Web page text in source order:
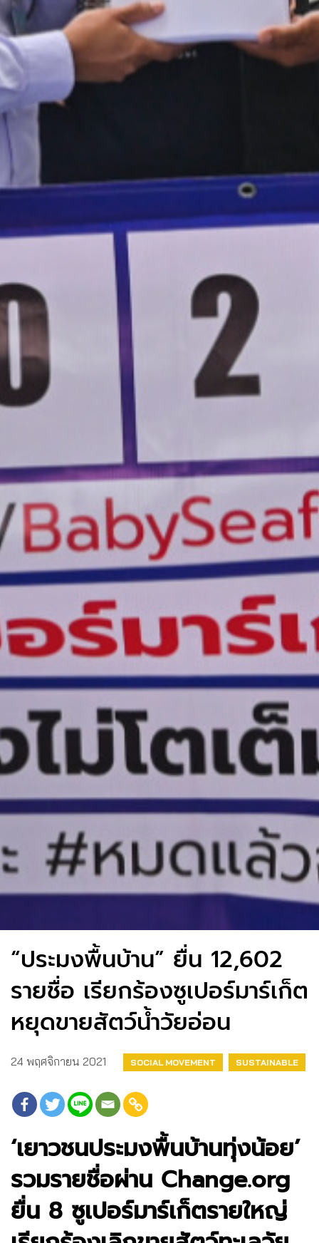
“ประมงพื้นบ้าน” ยื่น 12,602
รายชื่อ เรียกร้องซูเปอร์มาร์เก็ต
หยุดขายสัตว์น้ำวัยอ่อน
24 พฤศจิกายน 2021 SOCIAL MOVEMENT SUSTAINABLE
‘เยาวชนประมงพื้นบ้านทุ่งน้อย’
รวมรายชื่อผ่าน Change.org
ยื่น 8 ซูเปอร์มาร์เก็ตรายใหญ่